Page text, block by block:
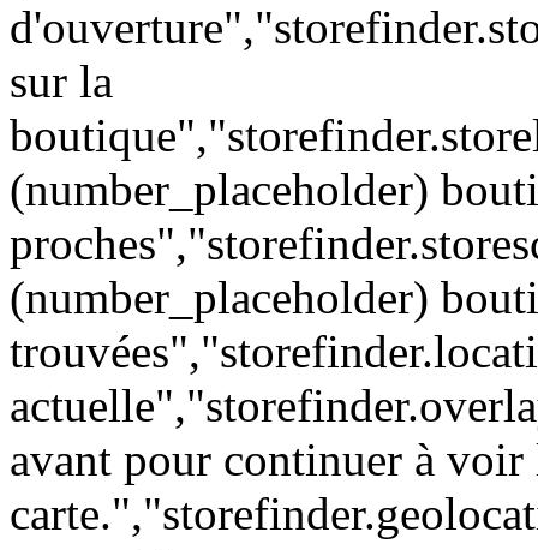
sur la
(number_placeholder)
(number_placeholder)
avant pour continuer à voir